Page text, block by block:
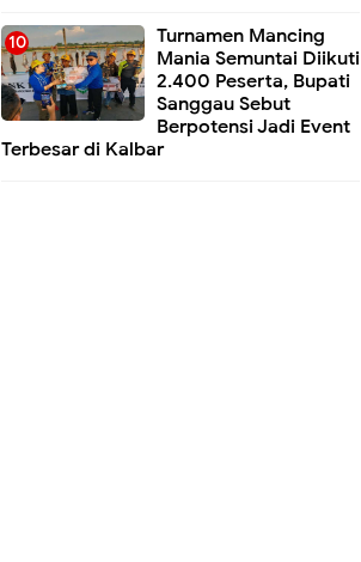
Turnamen Mancing
Mania Semuntai Diikuti
2.400 Peserta, Bupati
Sanggau Sebut
Berpotensi Jadi Event
Terbesar di Kalbar